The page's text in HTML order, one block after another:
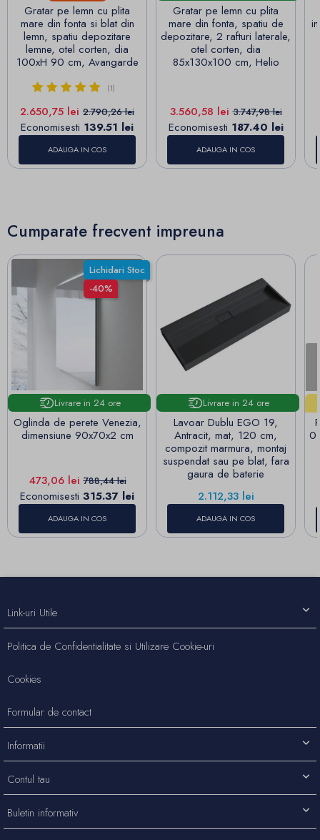
Gratar pe lemn cu plita
mare din fonta si blat din
lemn, spatiu depozitare
lemne, otel corten, dia
100xH 90 cm, Avangarde
(1)
Pret
2.650,75 lei Pret de baza
2.790,26 lei
Economisesti 139.51 lei
ADAUGA IN COS
Gratar pe lemn cu plita
mare din fonta, spatiu de
depozitare, 2 rafturi laterale,
otel corten, dia
85x130x100 cm, Helio
Pret
3.560,58 leiPret de baza
3.747,98 lei
Economisesti 187.40 lei
ADAUGA IN COS
Cumparate frecvent impreuna
Lichidari Stoc
-40%
Livrare in 24 ore
Oglinda de perete Venezia,
dimensiune 90x70x2 cm
Pret
473,06 leiPret de baza
788,44 lei
Economisesti 315.37 lei
ADAUGA IN COS
Livrare in 24 ore
Lavoar Dublu EGO 19,
Antracit, mat, 120 cm,
compozit marmura, montaj
suspendat sau pe blat, fara
gaura de baterie
Pret
2.112,33 lei
ADAUGA IN COS
Link-uri Utile
Politica de Confidentialitate si Utilizare Cookie-uri
Cookies
Formular de contact
Informatii
Contul tau
Buletin informativ